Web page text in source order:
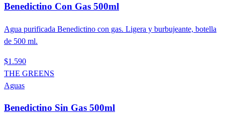
Benedictino Con Gas 500ml
Agua purificada Benedictino con gas. Ligera y burbujeante, botella
de 500 ml.
$1.590
THE GREENS
Aguas
Benedictino Sin Gas 500ml